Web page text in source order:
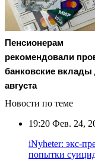
Пенсионерам
рекомендовали
банковские вклады
августа
Новости по теме
19:20 Фев. 24,
iNyheter: экс-
попытки